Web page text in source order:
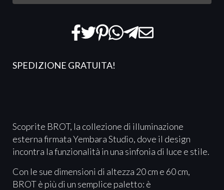
SPEDIZIONE GRATUITA!
Scoprite BROT, la collezione di illuminazione
esterna firmata Yembara Studio, dove il design
incontra la funzionalità in una sinfonia di luce e stile.
Con le sue dimensioni di altezza 20 cm e 60 cm,
BROT è più di un semplice paletto: è